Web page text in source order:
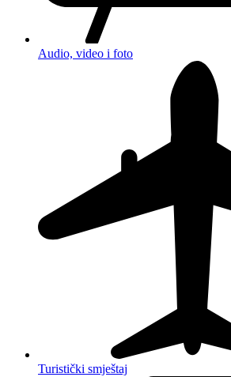
Audio, video i foto
Turistički smještaj